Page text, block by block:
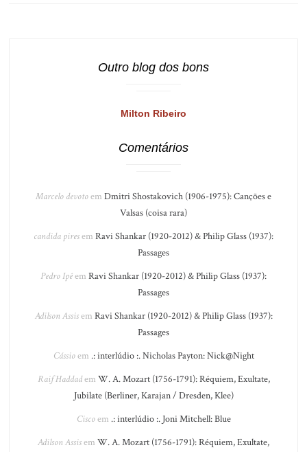
Outro blog dos bons
Milton Ribeiro
Comentários
Marcelo devotoem Dmitri Shostakovich (1906-1975): Canções e
Valsas (coisa rara)
candida piresem Ravi Shankar (1920-2012) & Philip Glass (1937):
Passages
Pedro Ipêem Ravi Shankar (1920-2012) & Philip Glass (1937):
Passages
Adilson Assisem Ravi Shankar (1920-2012) & Philip Glass (1937):
Passages
Cássioem .: interlúdio :. Nicholas Payton: Nick@Night
Raif Haddadem W. A. Mozart (1756-1791): Réquiem, Exultate,
Jubilate (Berliner, Karajan / Dresden, Klee)
Ciscoem .: interlúdio :. Joni Mitchell: Blue
Adilson Assisem W. A. Mozart (1756-1791): Réquiem, Exultate,